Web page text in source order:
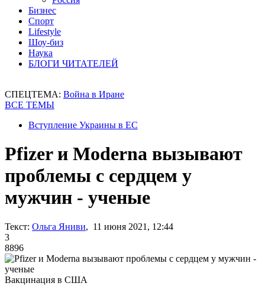
Бизнес
Спорт
Lifestyle
Шоу-биз
Наука
БЛОГИ ЧИТАТЕЛЕЙ
СПЕЦТЕМА: Война в Иране
ВСЕ ТЕМЫ
Вступление Украины в ЕС
Pfizer и Moderna вызывают
проблемы с сердцем у
мужчин - ученые
Текст: Ольга Яниви, 11 июня 2021, 12:44
3
8896
Вакцинация в США